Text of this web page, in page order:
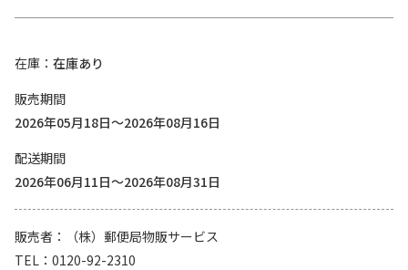
在庫
在庫あり
販売期間
2026年05月18日～2026年08月16日
配送期間
2026年06月11日～2026年08月31日
販売者
（株）郵便局物販サービス
TEL
0120-92-2310